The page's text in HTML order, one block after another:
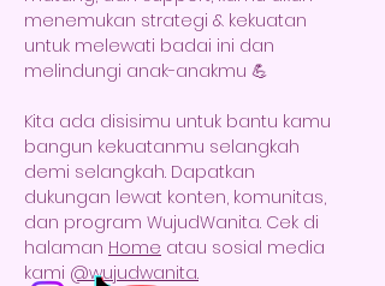
menemukan strategi & kekuatan
untuk melewati badai ini dan
melindungi anak-anakmu 💪
Kita ada disisimu untuk bantu kamu
bangun kekuatanmu selangkah
demi selangkah. Dapatkan
dukungan lewat konten, komunitas,
dan program WujudWanita. Cek di
halaman Home atau sosial media
kami @wujudwanita.